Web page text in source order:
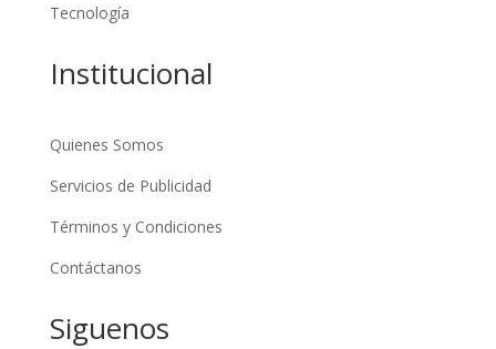
Tecnología
Institucional
Quienes Somos
Servicios de Publicidad
Términos y Condiciones
Contáctanos
Siguenos